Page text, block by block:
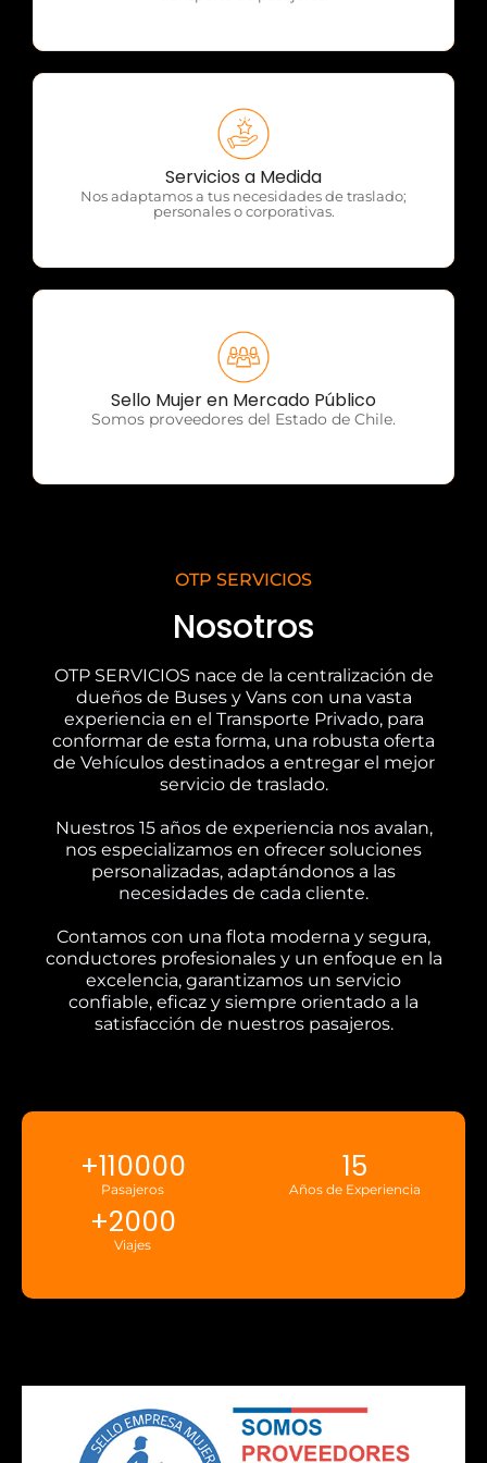
Servicios a Medida
Nos adaptamos a tus necesidades de traslado;
personales o corporativas.
OTP Servicios
Sello Mujer en Mercado Público
Somos proveedores del Estado de Chile.
OTP Servicios
OTP SERVICIOS
Nosotros
OTP SERVICIOS nace de la centralización de
dueños de Buses y Vans con una vasta
experiencia en el Transporte Privado, para
conformar de esta forma, una robusta oferta
de Vehículos destinados a entregar el mejor
servicio de traslado.
Nuestros 15 años de experiencia nos avalan,
nos especializamos en ofrecer soluciones
personalizadas, adaptándonos a las
necesidades de cada cliente.
Contamos con una flota moderna y segura,
conductores profesionales y un enfoque en la
excelencia, garantizamos un servicio
confiable, eficaz y siempre orientado a la
satisfacción de nuestros pasajeros.
Pasajeros
+110000
Años de Experiencia
15
Viajes
+2000